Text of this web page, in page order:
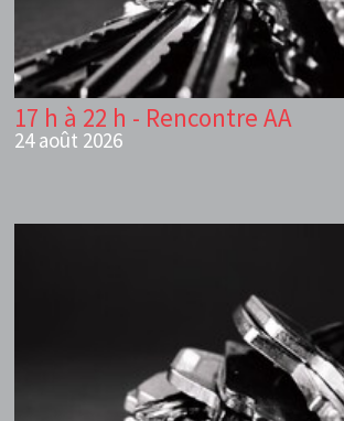
17 h à 22 h - Rencontre AA
24 août 2026